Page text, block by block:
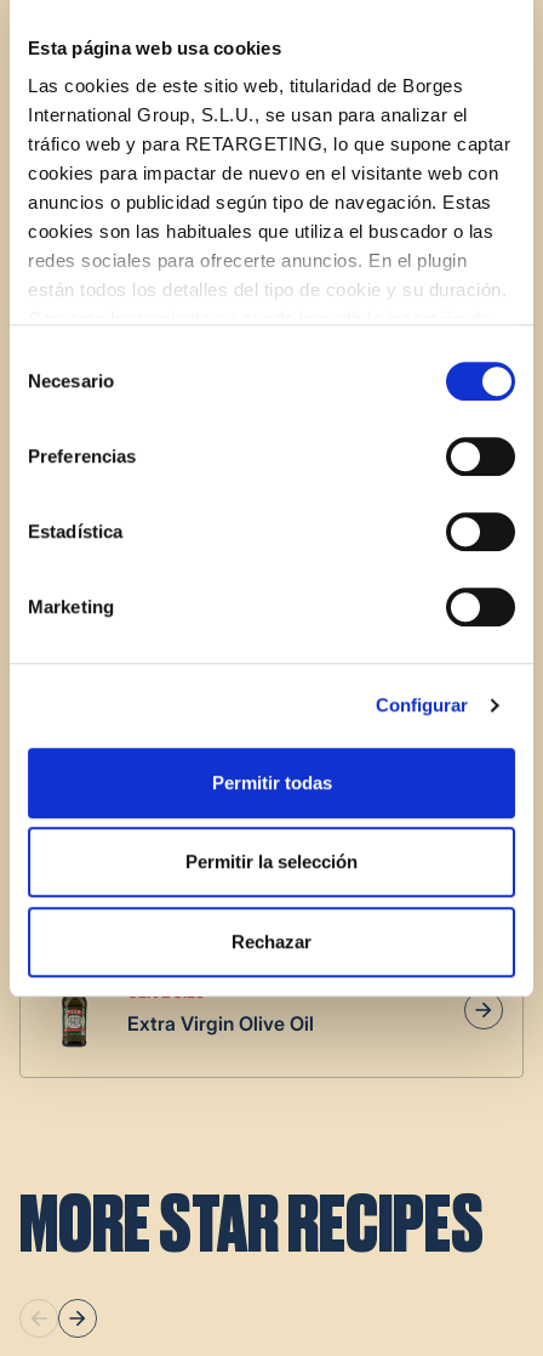
Esta página web usa cookies
Las cookies de este sitio web, titularidad de Borges
International Group, S.L.U., se usan para analizar el
tráfico web y para RETARGETING, lo que supone captar
cookies para impactar de nuevo en el visitante web con
anuncios o publicidad según tipo de navegación. Estas
cookies son las habituales que utiliza el buscador o las
redes sociales para ofrecerte anuncios. En el plugin
están todos los detalles del tipo de cookie y su duración.
la web aparece cómo evitar las cookies en el navegador.
Si se desea ver otra vez esta notificación navegar en
privado y aparecerá de nuevo. Le informamos que aún
no habiendo aceptado las cookies de analytics, Google
identifican de ninguna forma.
Necesario
Preferencias
Estadística
Marketing
Configurar
Permitir todas
Permitir la selección
Rechazar
1 Garlic bulb
Star extra virgin olive oil
1 Bunch of chives
INSTRUCTIONS
Grill 5 large prawns in a hot pan (the heads have
add the shrimp and remove from the heat.
Finish with chopped chive.
PRODUCTS USED
OLIVE OILS
Extra Virgin Olive Oil
MORE STAR RECIPES